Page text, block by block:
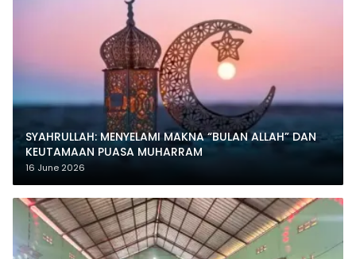
SYAHRULLAH: MENYELAMI MAKNA “BULAN ALLAH” DAN
KEUTAMAAN PUASA MUHARRAM
16 June 2026